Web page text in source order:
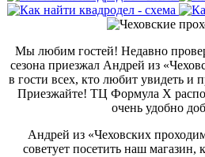
Мы любим гостей! Недавно
сезона приезжал Андрей из
в гости всех, кто любит увидеть и
Приезжайте! ТЦ Формула Х
очень удобно
Андрей из «Чеховских
советует посетить наш магазин,